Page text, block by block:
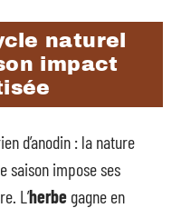
naturel
impact
d’anodin : la nature
saison impose ses
L’herbe gagne en